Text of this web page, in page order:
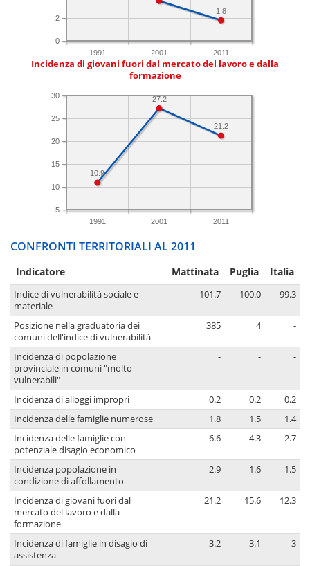
1991 2001 2011
0
2
1.8
Incidenza di giovani fuori dal mercato del lavoro e dalla
formazione
1991 2001 2011
5
10
15
20
25
30
21.2
27.2
10.9
CONFRONTI TERRITORIALI AL 2011
Indicatore Mattinata Puglia Italia
Indice di vulnerabilità sociale e
materiale
101.7 100.0 99.3
Posizione nella graduatoria dei
comuni dell'indice di vulnerabilità
385 4 -
Incidenza di popolazione
provinciale in comuni "molto
vulnerabili"
- - -
Incidenza di alloggi impropri 0.2 0.2
0.2
Incidenza delle famiglie numerose
1.8 1.5
1.4
Incidenza delle famiglie con
potenziale disagio economico
6.6 4.3 2.7
Incidenza popolazione in
condizione di affollamento
2.9 1.6 1.5
Incidenza di giovani fuori dal
mercato del lavoro e dalla
formazione
21.2 15.6 12.3
Incidenza di famiglie in disagio di
assistenza
3.2 3.1 3